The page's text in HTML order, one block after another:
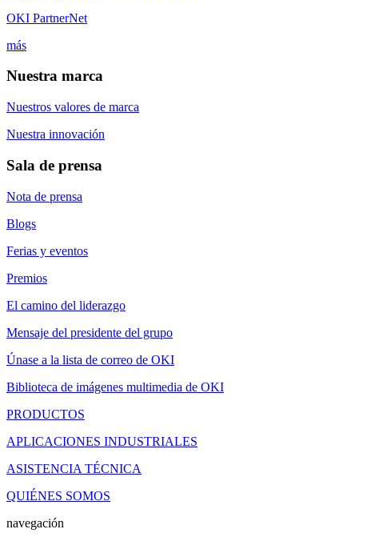
OKI PartnerNet
más
Nuestra marca
Nuestros valores de marca
Nuestra innovación
Sala de prensa
Nota de prensa
Blogs
Ferias y eventos
Premios
El camino del liderazgo
Mensaje del presidente del grupo
Únase a la lista de correo de OKI
Biblioteca de imágenes multimedia de OKI
PRODUCTOS
APLICACIONES INDUSTRIALES
ASISTENCIA TÉCNICA
QUIÉNES SOMOS
navegación